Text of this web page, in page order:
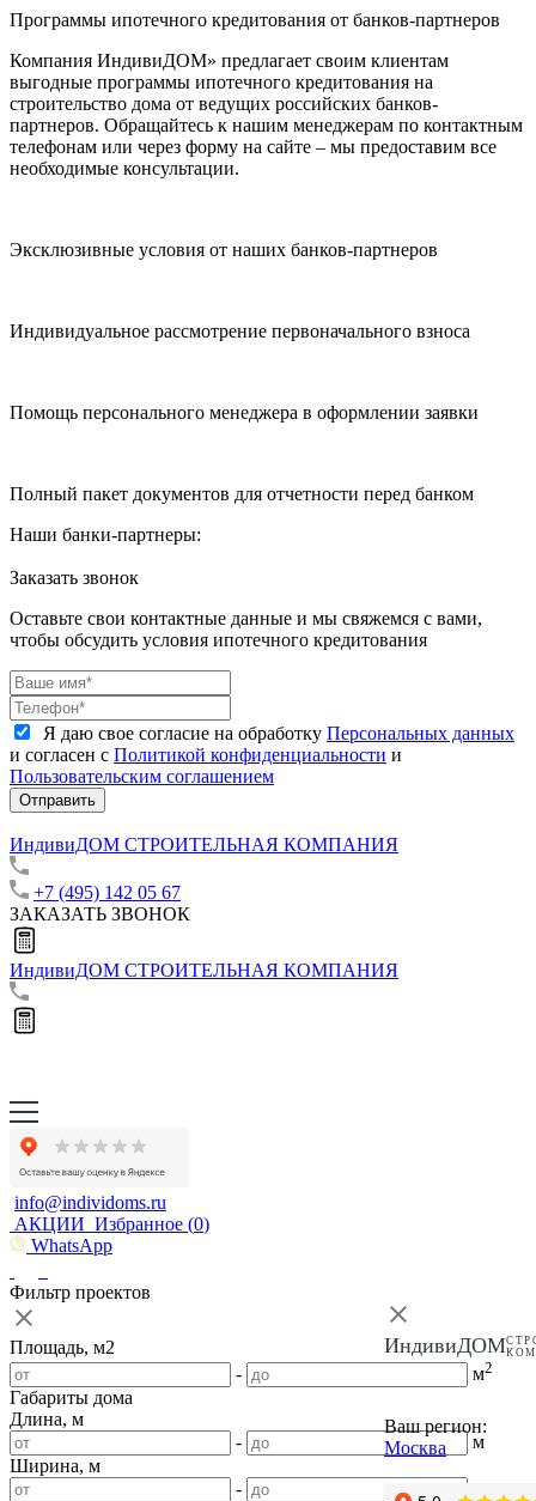
Программы ипотечного кредитования от банков-партнеров
Компания ИндивиДОМ» предлагает своим клиентам
выгодные программы ипотечного кредитования на
строительство дома от ведущих российских банков-
партнеров. Обращайтесь к нашим менеджерам по контактным
телефонам или через форму на сайте – мы предоставим все
необходимые консультации.
Эксклюзивные условия от наших банков-партнеров
Индивидуальное рассмотрение первоначального взноса
Помощь персонального менеджера в оформлении заявки
Полный пакет документов для отчетности перед банком
Наши банки-партнеры:
Заказать звонок
Оставьте свои контактные данные и мы свяжемся с вами,
чтобы обсудить условия ипотечного кредитования
Я даю свое согласие на обработку Персональных данных
и согласен с Политикой конфиденциальности и
Пользовательским соглашением
Отправить
ИндивиДОМ СТРОИТЕЛЬНАЯ КОМПАНИЯ
+7 (495) 142 05 67
ЗАКАЗАТЬ ЗВОНОК
ИндивиДОМ СТРОИТЕЛЬНАЯ КОМПАНИЯ
info@individoms.ru
АКЦИИ Избранное (0)
WhatsApp
ИндивиДОМ
Ваш регион:
Москва
Фильтр проектов
Площадь, м2
-
м2
Габариты дома
Длина, м
-
м
Ширина, м
-